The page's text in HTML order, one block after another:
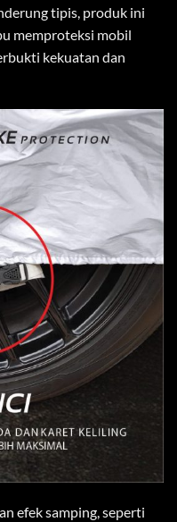
tipis, produk ini
memproteksi mobil
kekuatan dan
efek samping, seperti